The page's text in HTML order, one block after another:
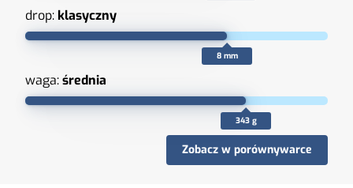
drop: klasyczny
8 mm
waga:średnia
343 g
Zobacz w porównywarce